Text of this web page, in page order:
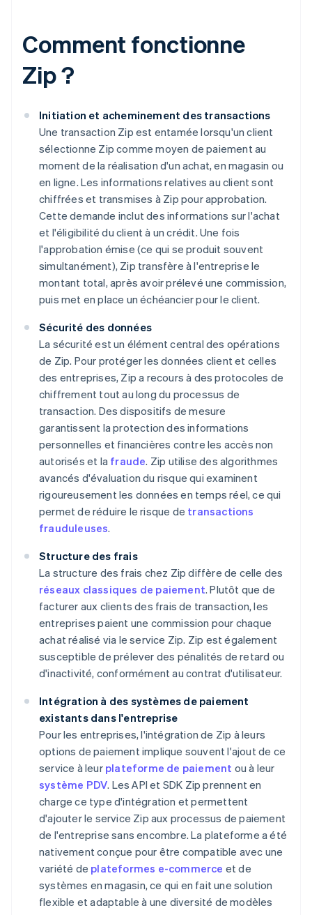
Comment fonctionne
Zip ?
Initiation et acheminement des transactions
Une transaction Zip est entamée lorsqu'un client
sélectionne Zip comme moyen de paiement au
moment de la réalisation d'un achat, en magasin ou
en ligne. Les informations relatives au client sont
chiffrées et transmises à Zip pour approbation.
Cette demande inclut des informations sur l'achat
et l'éligibilité du client à un crédit. Une fois
l'approbation émise (ce qui se produit souvent
simultanément), Zip transfère à l'entreprise le
montant total, après avoir prélevé une commission,
puis met en place un échéancier pour le client.
Sécurité des données
La sécurité est un élément central des opérations
de Zip. Pour protéger les données client et celles
des entreprises, Zip a recours à des protocoles de
chiffrement tout au long du processus de
transaction. Des dispositifs de mesure
garantissent la protection des informations
personnelles et financières contre les accès non
autorisés et la fraude. Zip utilise des algorithmes
avancés d'évaluation du risque qui examinent
rigoureusement les données en temps réel, ce qui
permet de réduire le risque de transactions
frauduleuses.
Structure des frais
La structure des frais chez Zip diffère de celle des
réseaux classiques de paiement. Plutôt que de
facturer aux clients des frais de transaction, les
entreprises paient une commission pour chaque
achat réalisé via le service Zip. Zip est également
susceptible de prélever des pénalités de retard ou
d'inactivité, conformément au contrat d'utilisateur.
Intégration à des systèmes de paiement
existants dans l'entreprise
Pour les entreprises, l'intégration de Zip à leurs
options de paiement implique souvent l'ajout de ce
service à leur plateforme de paiement ou à leur
système PDV. Les API et SDK Zip prennent en
charge ce type d'intégration et permettent
d'ajouter le service Zip aux processus de paiement
de l'entreprise sans encombre. La plateforme a été
nativement conçue pour être compatible avec une
variété de plateformes e-commerce et de
systèmes en magasin, ce qui en fait une solution
flexible et adaptable à une diversité de modèles